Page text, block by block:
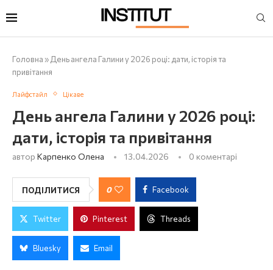
Головна » День ангела Галини у 2026 році: дати, історія та
привітання
Лайфстайл Цікаве
День ангела Галини у 2026 році:
дати, історія та привітання
автор Карпенко Олена 13.04.2026 0 коментарі
ПОДІЛИТИСЯ 0 Facebook
Twitter Pinterest Threads
Bluesky Email